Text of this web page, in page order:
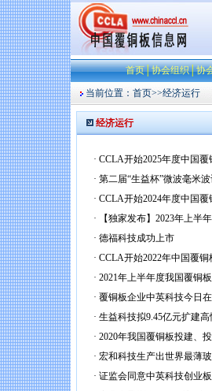
首页│协会组织│协
当前位置： 首页>>经济运行
经济运行
· CCLA开始2025年度中国
· 第二届“生益杯”微波毫米
· CCLA开始2024年度中国
·
【独家发布】2023年上半
· 德福科技成功上市
· CCLA开始2022年中国覆
· 2021年上半年度我国覆铜
· 覆铜板企业中英科技今日
· 生益科技拟9.45亿元扩建
· 2020年我国覆铜板投建、
· 宏和科技生产出世界最薄
· 证监会同意中英科技创业